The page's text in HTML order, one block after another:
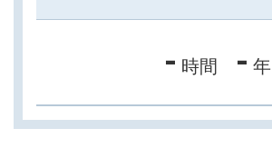
- 時間 - 年